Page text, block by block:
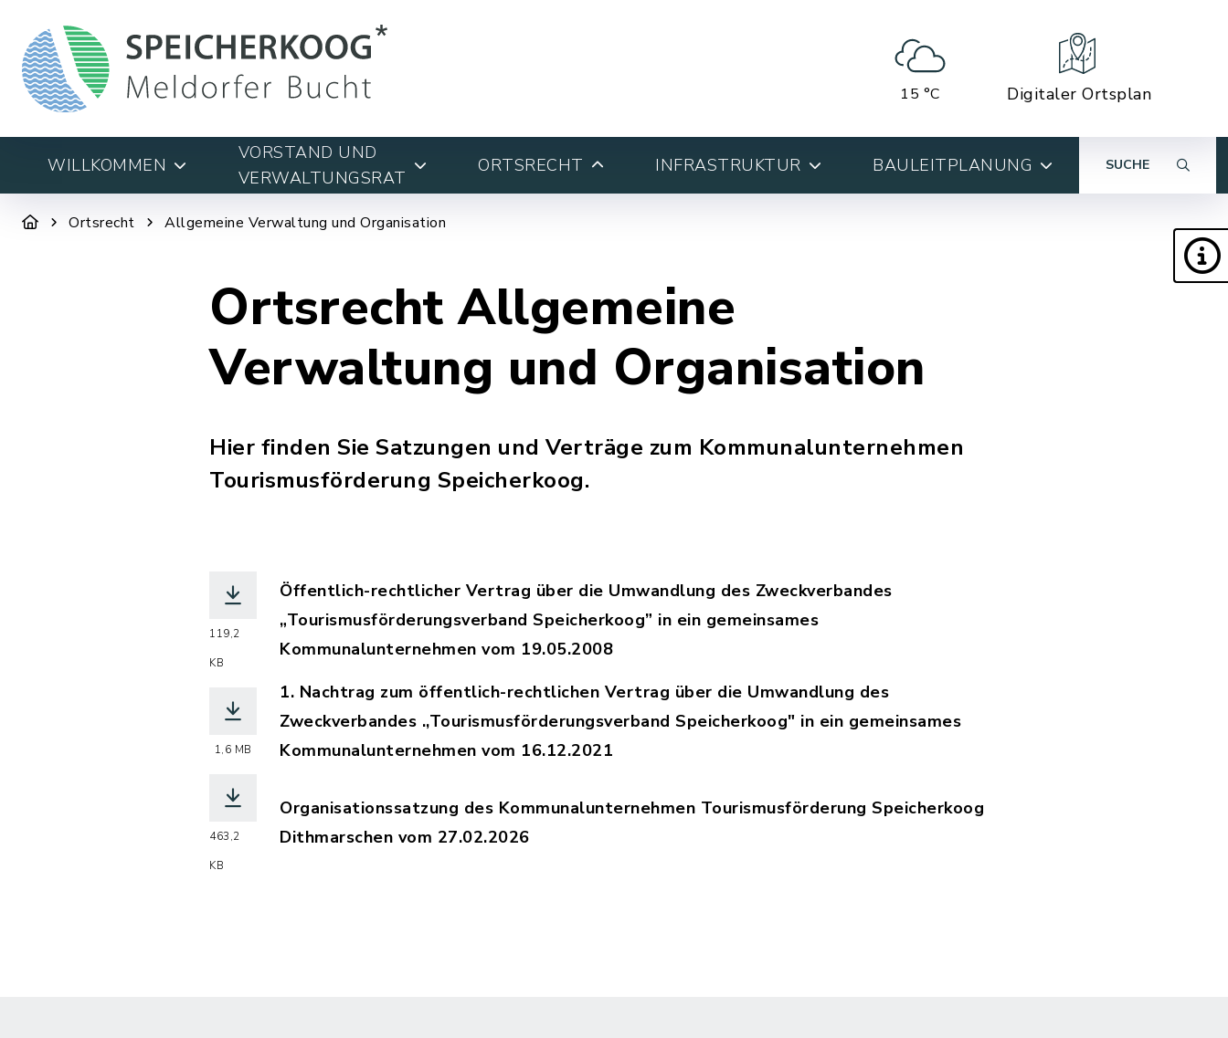
15 °C Digitaler Ortsplan
WILLKOMMEN
VORSTAND UND
VERWALTUNGSRAT
ORTSRECHT INFRASTRUKTUR BAULEITPLANUNG SUCHE
Ortsrecht Allgemeine Verwaltung und Organisation
Ortsrecht Allgemeine
Verwaltung und Organisation
Hier finden Sie Satzungen und Verträge zum Kommunalunternehmen
Tourismusförderung Speicherkoog.
119,2
KB
Öffentlich-rechtlicher Vertrag über die Umwandlung des Zweckverbandes
„Tourismusförderungsverband Speicherkoog” in ein gemeinsames
Kommunalunternehmen vom 19.05.2008
1,6 MB
1. Nachtrag zum öffentlich-rechtlichen Vertrag über die Umwandlung des
Zweckverbandes .,Tourismusförderungsverband Speicherkoog" in ein gemeinsames
Kommunalunternehmen vom 16.12.2021
463,2
KB
Organisationssatzung des Kommunalunternehmen Tourismusförderung Speicherkoog
Dithmarschen vom 27.02.2026